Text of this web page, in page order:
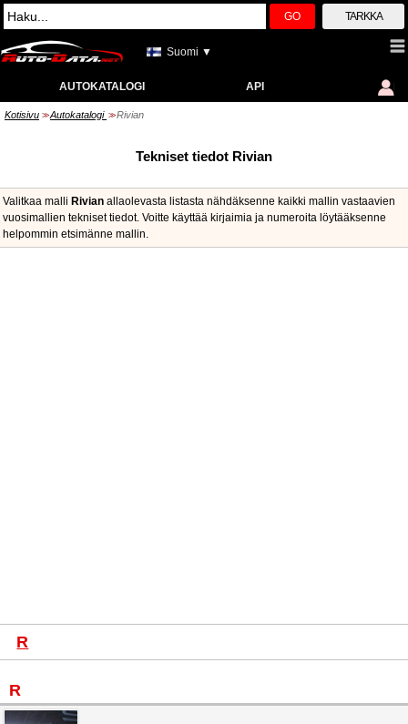
GO TARKKA
Suomi ▼
AUTOKATALOGI API
Kotisivu >> Autokatalogi >> Rivian
Tekniset tiedot Rivian
Valitkaa malli Rivian allaolevasta listasta nähdäksenne kaikki mallin vastaavien
vuosimallien tekniset tiedot. Voitte käyttää kirjaimia ja numeroita löytääksenne
helpommin etsimänne mallin.
R
R